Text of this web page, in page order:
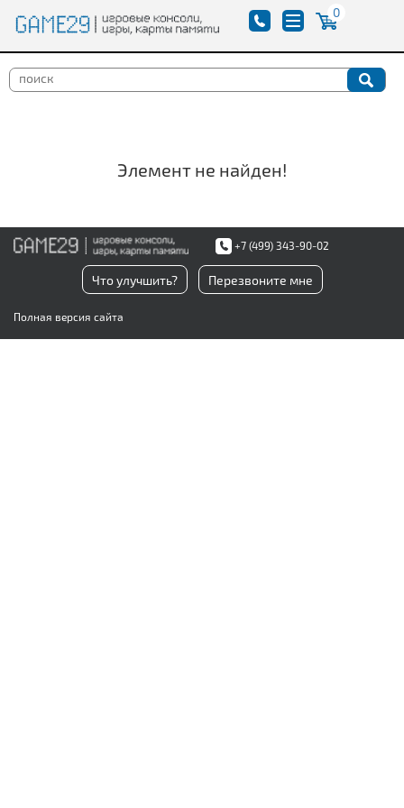
0
Элемент не найден!
+7 (499) 343-90-02
Что улучшить? Перезвоните мне
Полная версия сайта